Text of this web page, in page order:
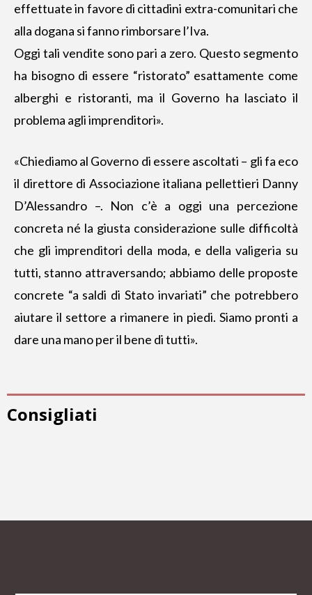
effettuate in favore di cittadini extra-comunitari che
alla dogana si fanno rimborsare l’Iva.
Oggi tali vendite sono pari a zero. Questo segmento
ha bisogno di essere “ristorato” esattamente come
alberghi e ristoranti, ma il Governo ha lasciato il
problema agli imprenditori».
«Chiediamo al Governo di essere ascoltati – gli fa eco
il direttore di Associazione italiana pellettieri Danny
D’Alessandro –. Non c’è a oggi una percezione
concreta né la giusta considerazione sulle difficoltà
che gli imprenditori della moda, e della valigeria su
tutti, stanno attraversando; abbiamo delle proposte
concrete “a saldi di Stato invariati” che potrebbero
aiutare il settore a rimanere in piedi. Siamo pronti a
dare una mano per il bene di tutti».
Consigliati